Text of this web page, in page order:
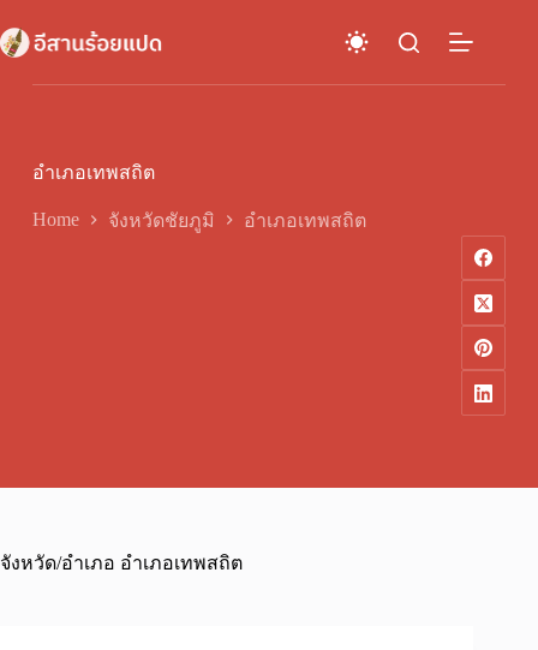
to
content
อำเภอเทพสถิต
Home จังหวัดชัยภูมิ อำเภอเทพสถิต
จังหวัด/อำเภอ อำเภอเทพสถิต